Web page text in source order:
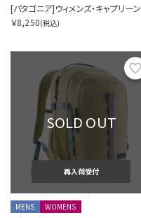
￥8,250(税込)
SOLD OUT
再入荷受付
MENS
WOMENS